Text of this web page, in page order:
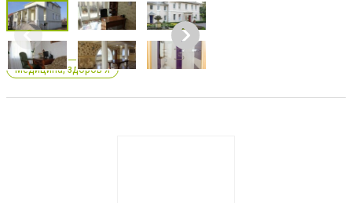
Медицина, здоров'я